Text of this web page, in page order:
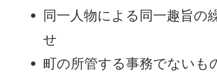
同一人物による同一趣旨の
せ
町の所管する事務でないも